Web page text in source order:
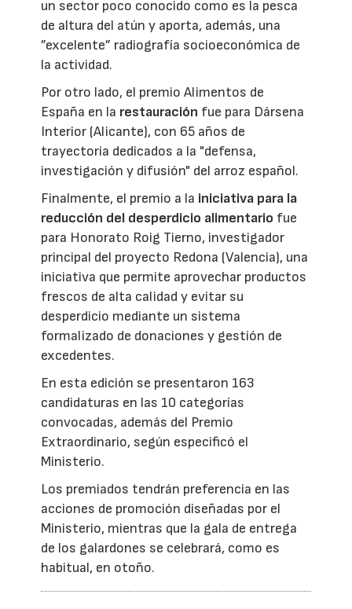
un sector poco conocido como es la pesca
de altura del atún y aporta, además, una
”excelente” radiografía socioeconómica de
la actividad.
Por otro lado, el premio Alimentos de
España en la restauración fue para Dársena
Interior (Alicante), con 65 años de
trayectoria dedicados a la "defensa,
investigación y difusión" del arroz español.
Finalmente, el premio a la iniciativa para la
reducción del desperdicio alimentario fue
para Honorato Roig Tierno, investigador
principal del proyecto Redona (Valencia), una
iniciativa que permite aprovechar productos
frescos de alta calidad y evitar su
desperdicio mediante un sistema
formalizado de donaciones y gestión de
excedentes.
En esta edición se presentaron 163
candidaturas en las 10 categorías
convocadas, además del Premio
Extraordinario, según especificó el
Ministerio.
Los premiados tendrán preferencia en las
acciones de promoción diseñadas por el
Ministerio, mientras que la gala de entrega
de los galardones se celebrará, como es
habitual, en otoño.